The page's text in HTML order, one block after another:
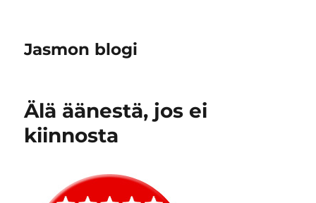
Jasmon blogi
Älä äänestä, jos ei
kiinnosta